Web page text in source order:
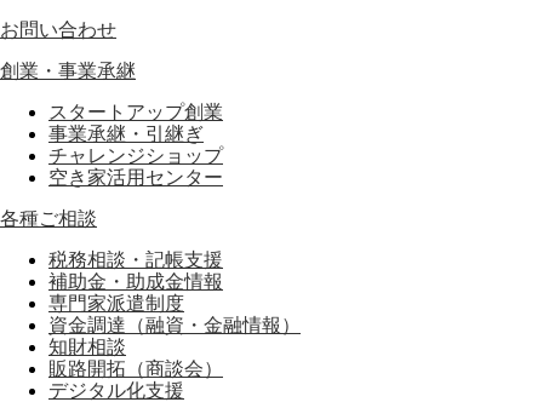
お問い合わせ
創業・事業承継
スタートアップ創業
事業承継・引継ぎ
チャレンジショップ
空き家活用センター
各種ご相談
税務相談・記帳支援
補助金・助成金情報
専門家派遣制度
資金調達（融資・金融情報）
知財相談
販路開拓（商談会）
デジタル化支援